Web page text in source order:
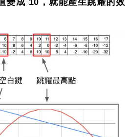
變成 10，就能產生跳耀的效